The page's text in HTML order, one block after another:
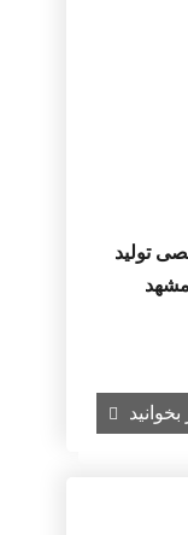
تولید
مشهد